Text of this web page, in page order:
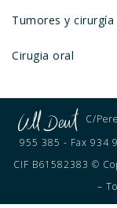
Tumores y
Cirugia oral
C/
955 385 - Fax 934
CIF B61582383 ©
–